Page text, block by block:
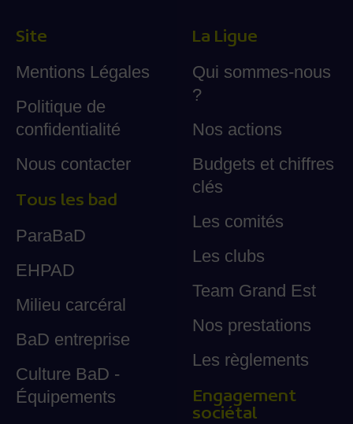
Site
Mentions Légales
Politique de
confidentialité
Nous contacter
Tous les bad
ParaBaD
EHPAD
Milieu carcéral
BaD entreprise
Culture BaD -
Équipements
La Ligue
Qui sommes-nous
?
Nos actions
Budgets et chiffres
clés
Les comités
Les clubs
Team Grand Est
Nos prestations
Les règlements
Engagement
sociétal